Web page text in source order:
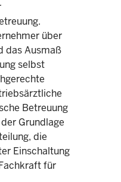
über
das Ausmaß
selbst
Betreuung
Grundlage
die
Einschaltung
für